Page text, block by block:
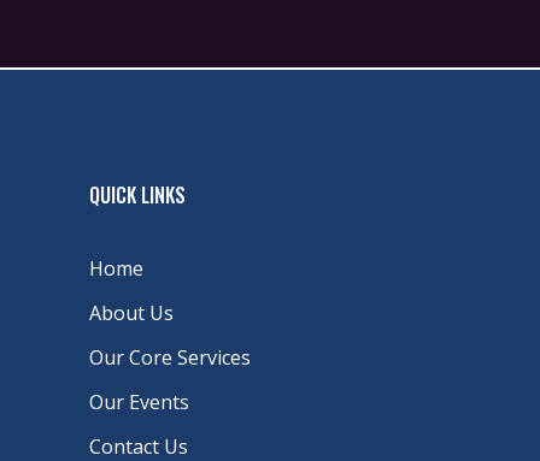
QUICK LINKS
Home
About Us
Our Core Services
Our Events
Contact Us